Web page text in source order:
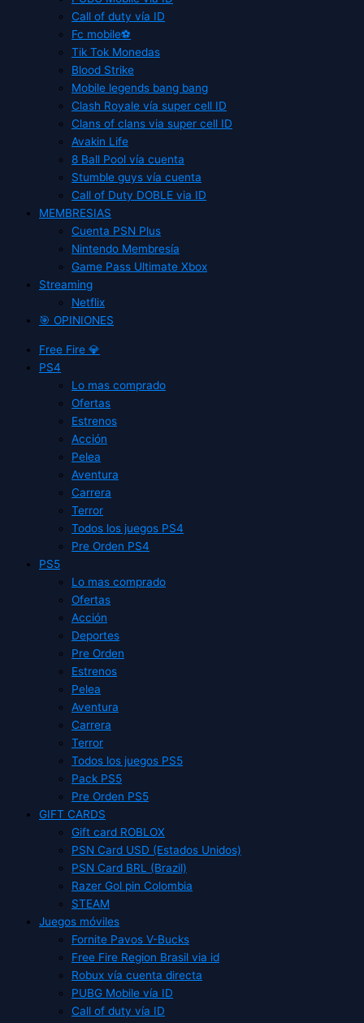
Call of duty vía ID
Fc mobile⚽
Tik Tok Monedas
Blood Strike
Mobile legends bang bang
Clash Royale vía super cell ID
Clans of clans via super cell ID
Avakin Life
8 Ball Pool vía cuenta
Stumble guys vía cuenta
Call of Duty DOBLE via ID
MEMBRESIAS
Cuenta PSN Plus
Nintendo Membresía
Game Pass Ultimate Xbox
Streaming
Netflix
🎯 OPINIONES
Free Fire 💎
PS4
Lo mas comprado
Ofertas
Estrenos
Acción
Pelea
Aventura
Carrera
Terror
Todos los juegos PS4
Pre Orden PS4
PS5
Lo mas comprado
Ofertas
Acción
Deportes
Pre Orden
Estrenos
Pelea
Aventura
Carrera
Terror
Todos los juegos PS5
Pack PS5
Pre Orden PS5
GIFT CARDS
Gift card ROBLOX
PSN Card USD (Estados Unidos)
PSN Card BRL (Brazil)
Razer Gol pin Colombia
STEAM
Juegos móviles
Fornite Pavos V-Bucks
Free Fire Region Brasil via id
Robux vía cuenta directa
PUBG Mobile vía ID
Call of duty vía ID